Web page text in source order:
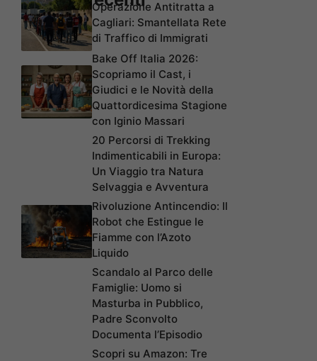
Operazione Antitratta a
Cagliari: Smantellata Rete
di Traffico di Immigrati
Bake Off Italia 2026:
Scopriamo il Cast, i
Giudici e le Novità della
Quattordicesima Stagione
con Iginio Massari
20 Percorsi di Trekking
Indimenticabili in Europa:
Un Viaggio tra Natura
Selvaggia e Avventura
Rivoluzione Antincendio: Il
Robot che Estingue le
Fiamme con l’Azoto
Liquido
Scandalo al Parco delle
Famiglie: Uomo si
Masturba in Pubblico,
Padre Sconvolto
Documenta l’Episodio
Scopri su Amazon: Tre